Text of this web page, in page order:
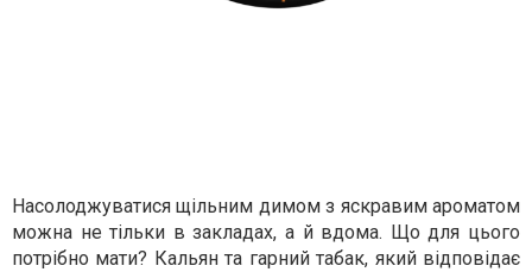
Насолоджуватися щільним димом з яскравим ароматом
можна не тільки в закладах, а й вдома. Що для цього
потрібно мати? Кальян та гарний табак, який відповідає